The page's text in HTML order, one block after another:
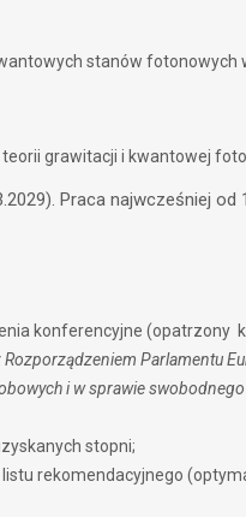
stanów fotonowych
grawitacji i kwantowej
Praca najwcześniej od
konferencyjne (opatrzony
Parlamentu
i w sprawie swobodnego
stopni;
rekomendacyjnego